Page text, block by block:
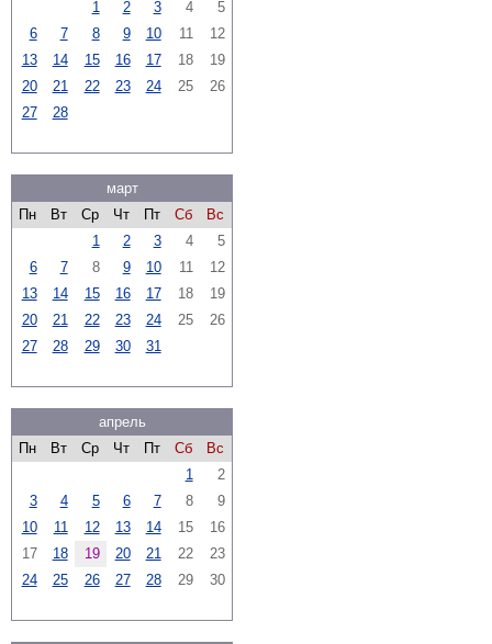
1 2 3 4
5
6
7 8 9 10 11
12
13
14 15 16 17 18
19
20
21 22 23 24 25
26
27
28
март
Пн
Вт Ср Чт Пт Сб
Вс
1
2 3 4
5
6
7 8 9 10 11
12
13
14 15 16 17 18
19
20
21 22 23 24 25
26
27
28 29 30 31
апрель
Пн
Вт Ср Чт Пт Сб
Вс
1
2
3
4 5 6 7 8
9
10
11 12 13 14 15
16
17
18 19 20 21 22
23
24
25 26 27 28 29 30